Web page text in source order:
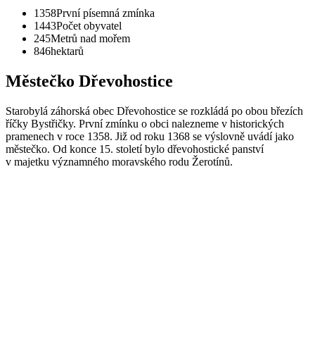
1358První písemná zmínka
1443Počet obyvatel
245Metrů nad mořem
846hektarů
Městečko Dřevohostice
Starobylá záhorská obec Dřevohostice se rozkládá po obou březích
říčky Bystřičky. První zmínku o obci nalezneme v historických
pramenech v roce 1358. Již od roku 1368 se výslovně uvádí jako
městečko. Od konce 15. století bylo dřevohostické panství
v majetku významného moravského rodu Žerotínů.